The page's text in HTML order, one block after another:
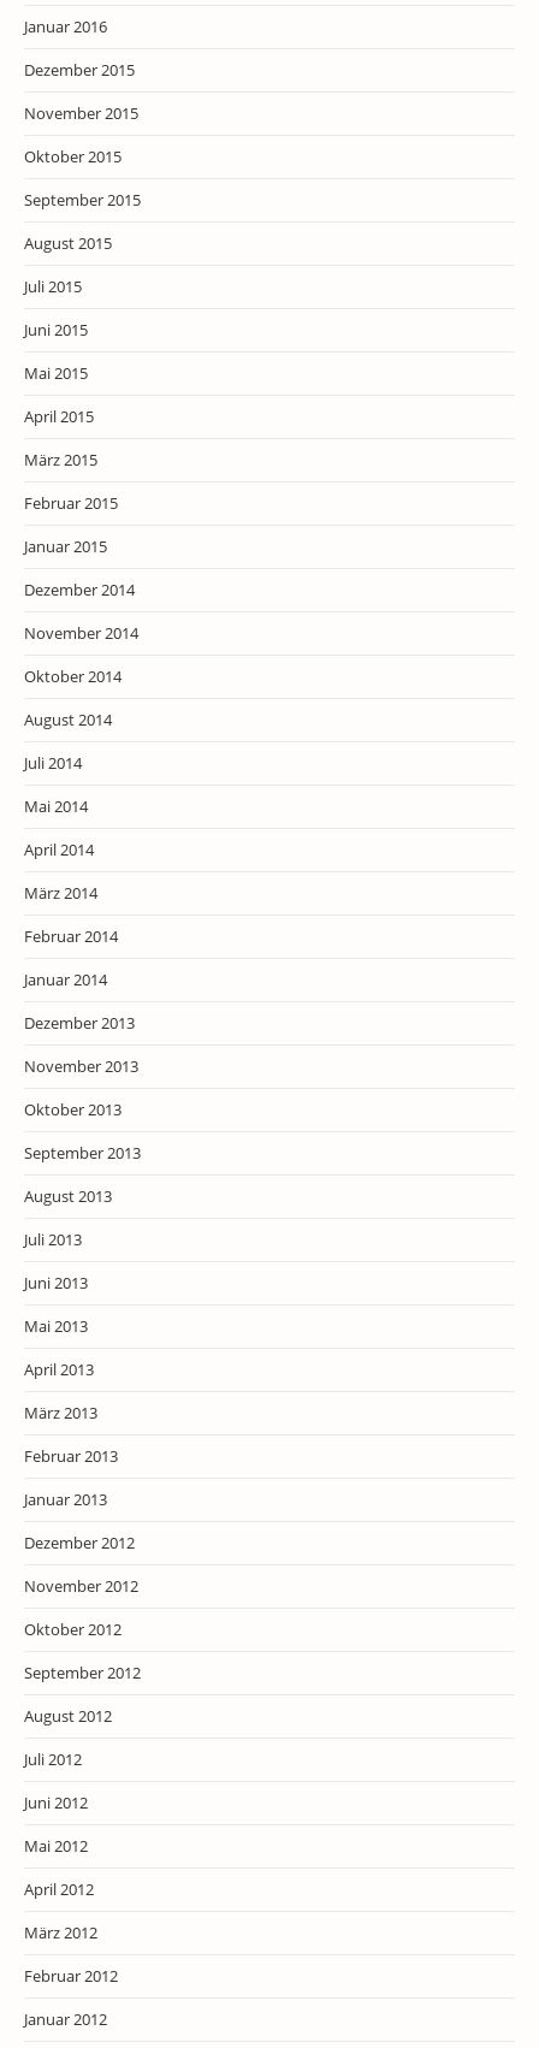
Januar 2016
Dezember 2015
November 2015
Oktober 2015
September 2015
August 2015
Juli 2015
Juni 2015
Mai 2015
April 2015
März 2015
Februar 2015
Januar 2015
Dezember 2014
November 2014
Oktober 2014
August 2014
Juli 2014
Mai 2014
April 2014
März 2014
Februar 2014
Januar 2014
Dezember 2013
November 2013
Oktober 2013
September 2013
August 2013
Juli 2013
Juni 2013
Mai 2013
April 2013
März 2013
Februar 2013
Januar 2013
Dezember 2012
November 2012
Oktober 2012
September 2012
August 2012
Juli 2012
Juni 2012
Mai 2012
April 2012
März 2012
Februar 2012
Januar 2012